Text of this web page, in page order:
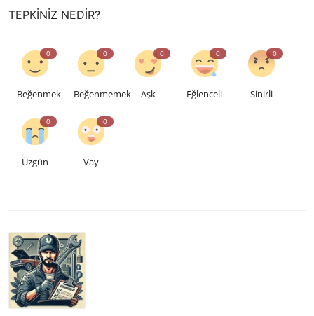
TEPKINIZ NEDIR?
0
Beğenmek
0
Beğenmemek
0
Aşk
0
Eğlenceli
0
Sinirli
0
Üzgün
0
Vay